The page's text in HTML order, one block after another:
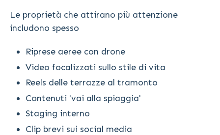
Le proprietà che attirano più attenzione
includono spesso
Riprese aeree con drone
Video focalizzati sullo stile di vita
Reels delle terrazze al tramonto
Contenuti 'vai alla spiaggia'
Staging interno
Clip brevi sui social media